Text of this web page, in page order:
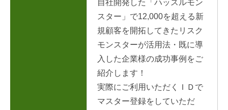
自社開発した「ハッスルモン
スター」で12,000を超える新
規顧客を開拓してきたリスク
モンスターが活用法・既に導
入した企業様の成功事例をご
紹介します！
実際にご利用いただくＩＤで
マスター登録をしていただ